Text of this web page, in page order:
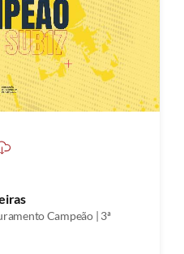
Campeão | 3ª